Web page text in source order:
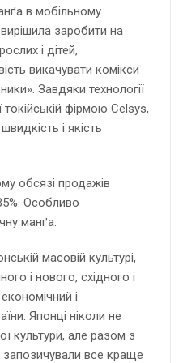
в мобільному
заробити на
і дітей,
викачувати комікси
Завдяки технології
фірмою Celsys,
і якість
обсязі продажів
Особливо
манґа.
масовій культурі,
і нового, східного і
і
Японці ніколи не
культури, але разом з
запозичували все краще